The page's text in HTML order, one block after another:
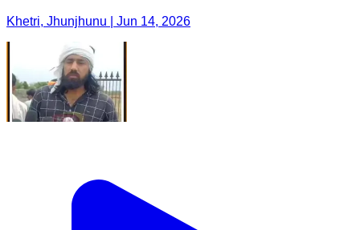
Khetri, Jhunjhunu | Jun 14, 2026